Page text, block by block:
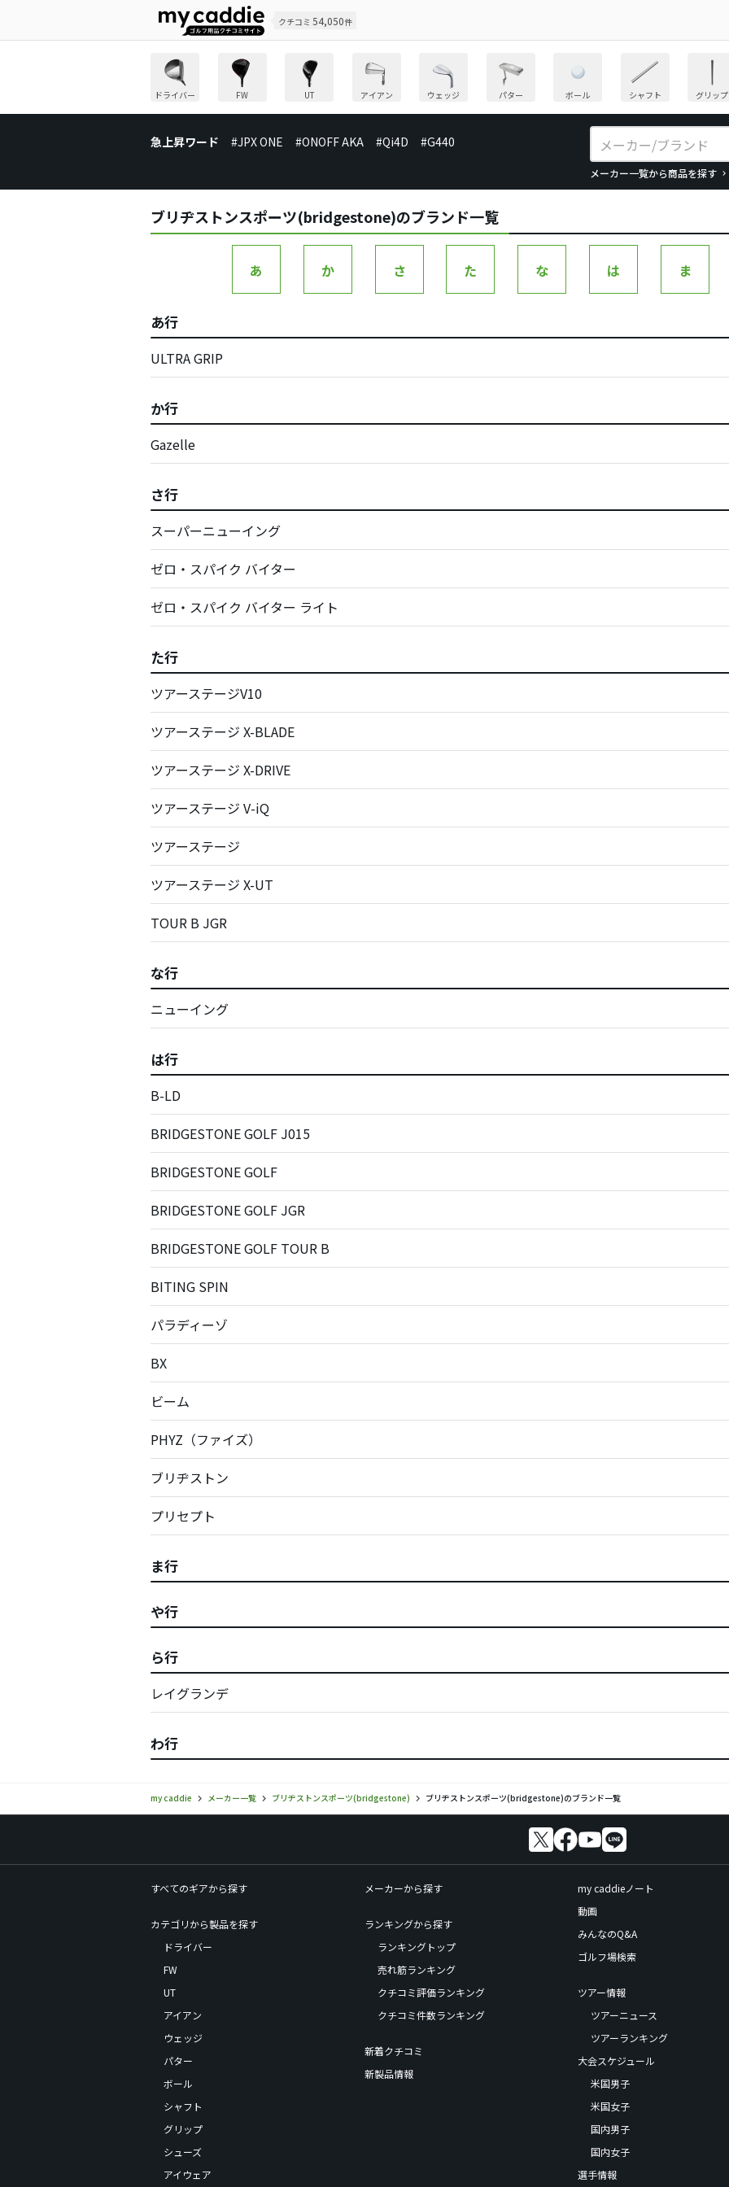
クチコミ 54,050件
ドライバー FW UT アイアン ウェッジ パター ボール シャフト グリップ
急上昇ワード #JPX ONE #ONOFF AKA #Qi4D #G440
メーカー一覧から商品を探す
ブリヂストンスポーツ(bridgestone)のブランド一覧
あ か さ た な は ま
あ行
ULTRA GRIP
か行
Gazelle
さ行
スーパーニューイング
ゼロ・スパイク バイター
ゼロ・スパイク バイター ライト
た行
ツアーステージV10
ツアーステージ X-BLADE
ツアーステージ X-DRIVE
ツアーステージ V-iQ
ツアーステージ
ツアーステージ X-UT
TOUR B JGR
な行
ニューイング
は行
B-LD
BRIDGESTONE GOLF J015
BRIDGESTONE GOLF
BRIDGESTONE GOLF JGR
BRIDGESTONE GOLF TOUR B
BITING SPIN
パラディーゾ
BX
ビーム
PHYZ（ファイズ）
ブリヂストン
プリセプト
ま行
や行
ら行
レイグランデ
わ行
my caddie メーカー一覧 ブリヂストンスポーツ(bridgestone) ブリヂストンスポーツ(bridgestone)のブランド一覧
すべてのギアから探す
カテゴリから製品を探す
ドライバー
FW
UT
アイアン
ウェッジ
パター
ボール
シャフト
グリップ
シューズ
アイウェア
メーカーから探す
ランキングから探す
ランキングトップ
売れ筋ランキング
クチコミ評価ランキング
クチコミ件数ランキング
新着クチコミ
新製品情報
my caddieノート
動画
みんなのQ&A
ゴルフ場検索
ツアー情報
ツアーニュース
ツアーランキング
大会スケジュール
米国男子
米国女子
国内男子
国内女子
選手情報